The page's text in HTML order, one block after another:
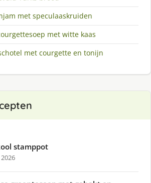
met speculaaskruiden
met witte kaas
met courgette en tonijn
stamppot